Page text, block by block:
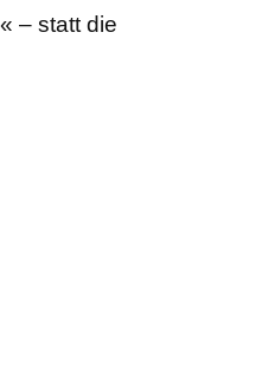
– statt die